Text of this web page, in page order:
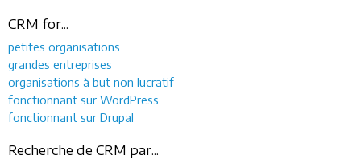
CRM for...
petites organisations
grandes entreprises
organisations à but non lucratif
fonctionnant sur WordPress
fonctionnant sur Drupal
Recherche de CRM par...